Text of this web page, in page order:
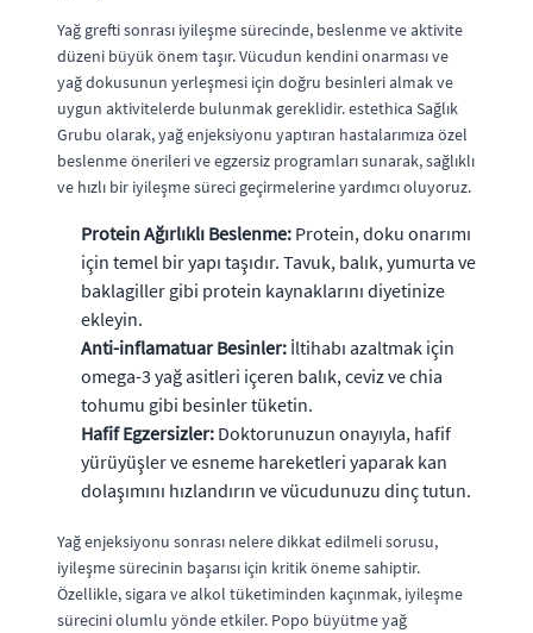
Yağ grefti sonrası iyileşme sürecinde, beslenme ve aktivite
düzeni büyük önem taşır. Vücudun kendini onarması ve
yağ dokusunun yerleşmesi için doğru besinleri almak ve
uygun aktivitelerde bulunmak gereklidir. estethica Sağlık
Grubu olarak, yağ enjeksiyonu yaptıran hastalarımıza özel
beslenme önerileri ve egzersiz programları sunarak, sağlıklı
ve hızlı bir iyileşme süreci geçirmelerine yardımcı oluyoruz.
Protein Ağırlıklı Beslenme: Protein, doku onarımı
için temel bir yapı taşıdır. Tavuk, balık, yumurta ve
baklagiller gibi protein kaynaklarını diyetinize
ekleyin.
Anti-inflamatuar Besinler: İltihabı azaltmak için
omega-3 yağ asitleri içeren balık, ceviz ve chia
tohumu gibi besinler tüketin.
Hafif Egzersizler: Doktorunuzun onayıyla, hafif
yürüyüşler ve esneme hareketleri yaparak kan
dolaşımını hızlandırın ve vücudunuzu dinç tutun.
Yağ enjeksiyonu sonrası nelere dikkat edilmeli sorusu,
iyileşme sürecinin başarısı için kritik öneme sahiptir.
Özellikle, sigara ve alkol tüketiminden kaçınmak, iyileşme
sürecini olumlu yönde etkiler. Popo büyütme yağ